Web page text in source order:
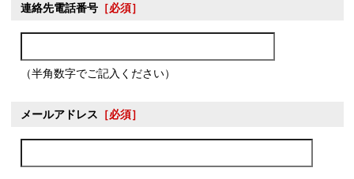
連絡先電話番号 ［必須］
（半角数字でご記入ください）
メールアドレス ［必須］